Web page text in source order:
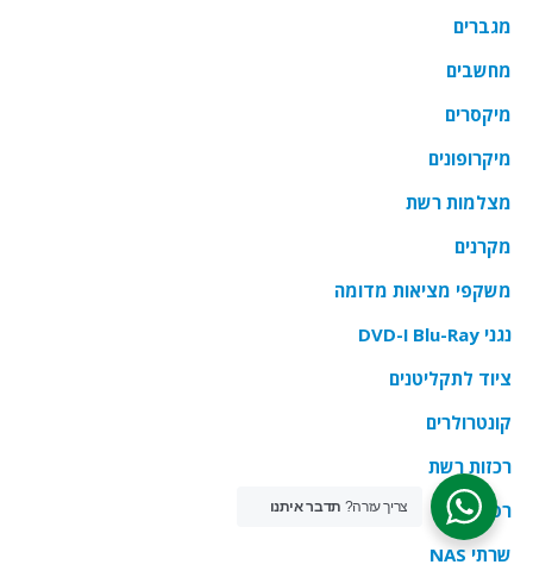
מגברים
מחשבים
מיקסרים
מיקרופונים
מצלמות רשת
מקרנים
משקפי מציאות מדומה
נגני Blu-Ray ו-DVD
ציוד לתקליטנים
קונטרולרים
רכזות רשת
רסיבר
שרתי NAS
צריך עזרה? תדבר איתנו